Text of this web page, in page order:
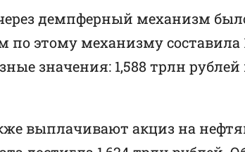
демпферный механизм было
этому механизму составила
значения: 1,588 трлн рублей в
выплачивают акциз на